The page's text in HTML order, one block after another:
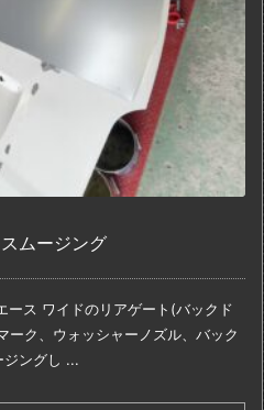
ムージング
ース ワイドのリアゲート(バックド
ク、 ウォッシャーノズル、バック
ジングし ...